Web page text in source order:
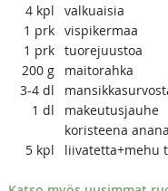
4 kpl
valkuaisia
1 prk vispikermaa
1 prk tuorejuustoa
200 g
maitorahka
3-4 dl
1 dl
makeutusjauhe
koristeena
5 kpl liivatetta+mehu